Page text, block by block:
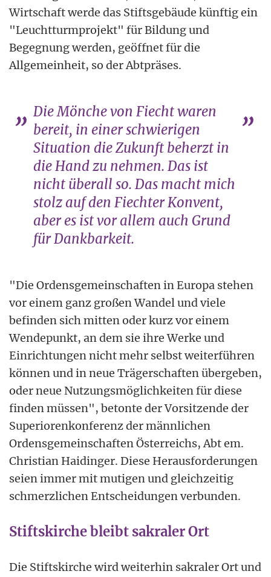
Wirtschaft werde das Stiftsgebäude künftig ein
"Leuchtturmprojekt" für Bildung und
Begegnung werden, geöffnet für die
Allgemeinheit, so der Abtpräses.
Die Mönche von Fiecht waren
bereit, in einer schwierigen
Situation die Zukunft beherzt in
die Hand zu nehmen. Das ist
nicht überall so. Das macht mich
stolz auf den Fiechter Konvent,
aber es ist vor allem auch Grund
für Dankbarkeit.
"Die Ordensgemeinschaften in Europa stehen
vor einem ganz großen Wandel und viele
befinden sich mitten oder kurz vor einem
Wendepunkt, an dem sie ihre Werke und
Einrichtungen nicht mehr selbst weiterführen
können und in neue Trägerschaften übergeben,
oder neue Nutzungsmöglichkeiten für diese
finden müssen", betonte der Vorsitzende der
Superiorenkonferenz der männlichen
Ordensgemeinschaften Österreichs, Abt em.
Christian Haidinger. Diese Herausforderungen
seien immer mit mutigen und gleichzeitig
schmerzlichen Entscheidungen verbunden.
Stiftskirche bleibt sakraler Ort
Die Stiftskirche wird weiterhin sakraler Ort und